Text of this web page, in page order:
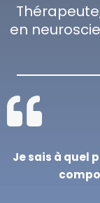
en
Je sais à quel